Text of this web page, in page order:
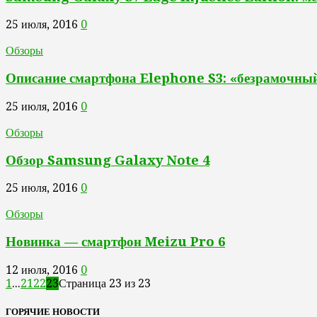
25 июля, 2016 0
Обзоры
Описание смартфона Elephone S3:
25 июля, 2016 0
Обзоры
Обзор Samsung Galaxy Note 4
25 июля, 2016 0
Обзоры
Новинка — смартфон Meizu Pro 6
12 июля, 2016 0
1 ...21 2223Страница 23 из 23
ГОРЯЧИЕ НОВОСТИ